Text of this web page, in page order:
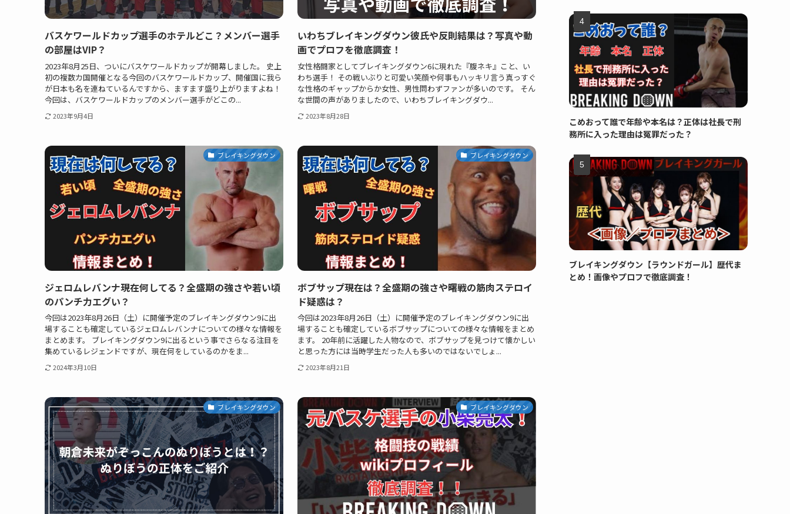
バスケワールドカップ選手のホテルどこ？メンバー選手
の部屋はVIP？
2023年8月25日、ついにバスケワールドカップが開幕しました。 史上
初の複数カ国開催となる今回のバスケワールドカップ、開催国に我ら
が日本も名を連ねているんですから、ますます盛り上がりますよね！
今回は、バスケワールドカップのメンバー選手がどこの...
2023年9月4日
いわちブレイキングダウン彼氏や反則結果は？写真や動
画でプロフを徹底調査！
女性格闘家としてブレイキングダウン6に現れた『腹ネキ』こと、い
わち選手！ その戦いぶりと可愛い笑顔や何事もハッキリ言う真っすぐ
な性格のギャップからか女性、男性問わずファンが多いのです。 そん
な世間の声がありましたので、いわちブレイキングダウ...
2023年8月28日
ブレイキングダウン
ジェロムレバンナ現在何してる？全盛期の強さや若い頃
のパンチ力エグい？
今回は2023年8月26日（土）に開催予定のブレイキングダウン9に出
場することも確定しているジェロムレバンナについての様々な情報を
まとめます。 ブレイキングダウン9に出るという事でさらなる注目を
集めているレジェンドですが、現在何をしているのかをま...
2024年3月10日
ブレイキングダウン
ボブサップ現在は？全盛期の強さや曙戦の筋肉ステロイ
ド疑惑は？
今回は2023年8月26日（土）に開催予定のブレイキングダウン9に出
場することも確定しているボブサップについての様々な情報をまとめ
ます。 20年前に活躍した人物なので、ボブサップを見つけて懐かしい
と思った方には当時学生だった人も多いのではないでしょ...
2023年8月21日
ブレイキングダウン ブレイキングダウン
こめおって誰で年齢や本名は？正体は社長で刑
務所に入った理由は冤罪だった？
ブレイキングダウン【ラウンドガール】歴代ま
とめ！画像やプロフで徹底調査！